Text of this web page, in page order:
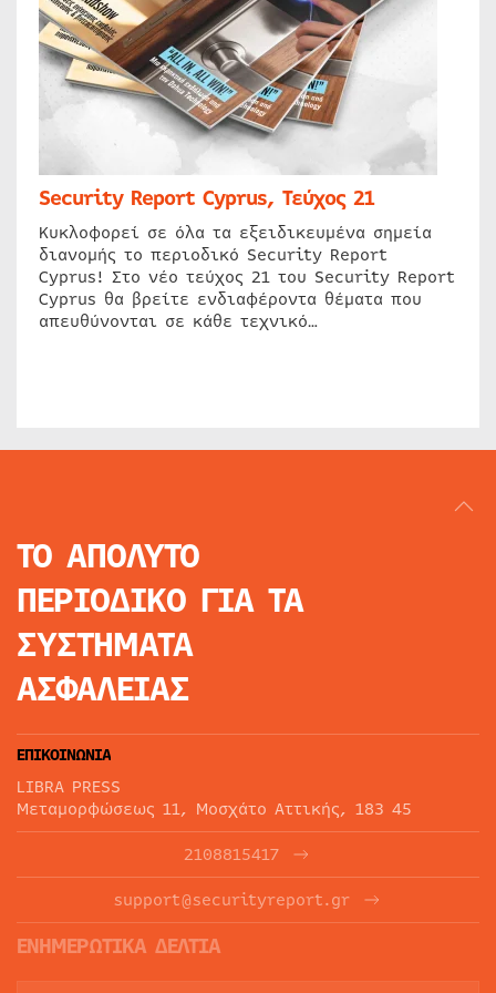
Security Report Cyprus, Τεύχος 21
Κυκλοφορεί σε όλα τα εξειδικευμένα σημεία
διανομής το περιοδικό Security Report
Cyprus! Στο νέο τεύχος 21 του Security Report
Cyprus θα βρείτε ενδιαφέροντα θέματα που
απευθύνονται σε κάθε τεχνικό…
ΤΟ ΑΠΟΛΥΤΟ
ΠΕΡΙΟΔΙΚΟ ΓΙΑ ΤΑ
ΣΥΣΤΗΜΑΤΑ
ΑΣΦΑΛΕΙΑΣ
ΕΠΙΚΟΙΝΩΝΙΑ
LIBRA PRESS
Μεταμορφώσεως 11, Μοσχάτο Αττικής, 183 45
2108815417
support@securityreport.gr
ΕΝΗΜΕΡΩΤΙΚΑ ΔΕΛΤΙΑ